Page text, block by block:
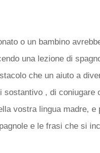
o un bambino
una lezione di
che un aiuto a
sostantivo , di
vostra lingua madre,
e le frasi che si